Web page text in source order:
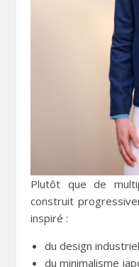
Plutôt que de
construit
inspiré :
du design
du minimalisme